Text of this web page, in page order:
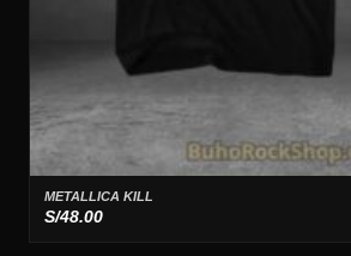
METALLICA KILL
S/48.00